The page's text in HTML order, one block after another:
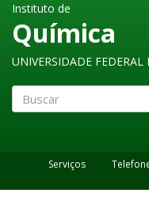
Instituto de
Química
UNIVERSIDADE
Serviços